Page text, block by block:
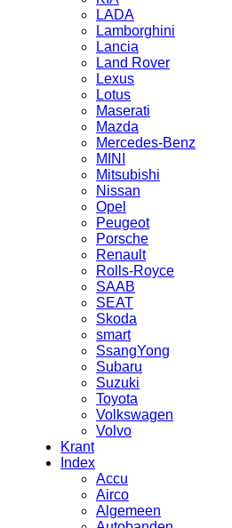
LADA
Lamborghini
Lancia
Land Rover
Lexus
Lotus
Maserati
Mazda
Mercedes-Benz
MINI
Mitsubishi
Nissan
Opel
Peugeot
Porsche
Renault
Rolls-Royce
SAAB
SEAT
Skoda
smart
SsangYong
Subaru
Suzuki
Toyota
Volkswagen
Volvo
Krant
Index
Accu
Airco
Algemeen